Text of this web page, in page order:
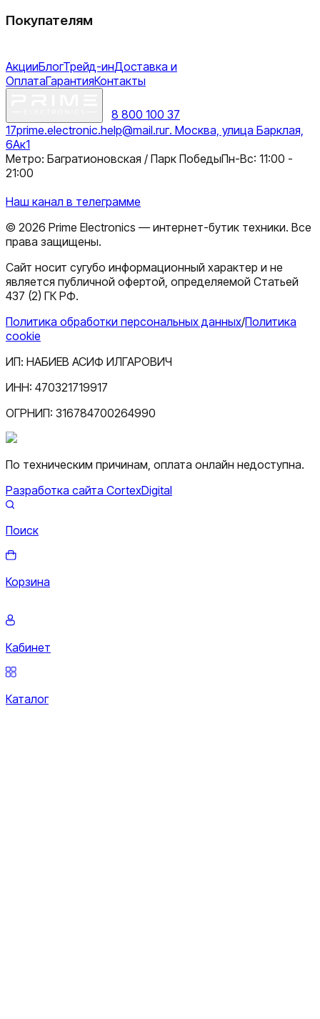
Покупателям
АкцииБлогТрейд-инДоставка и
ОплатаГарантияКонтакты
8 800 100 37
17prime.electronic.help@mail.ruг. Москва, улица Барклая,
6Ак1
Метро: Багратионовская / Парк ПобедыПн-Вс: 11:00 -
21:00
Наш канал в телеграмме
© 2026 Prime Electronics — интернет-бутик техники. Все
права защищены.
Сайт носит сугубо информационный характер и не
является публичной офертой, определяемой Статьей
437 (2) ГК РФ.
Политика обработки персональных данных/Политика
cookie
ИП: НАБИЕВ АСИФ ИЛГАРОВИЧ
ИНН: 470321719917
ОГРНИП: 316784700264990
По техническим причинам, оплата онлайн недоступна.
Разработка сайта CortexDigital
Поиск
Корзина
Кабинет
Каталог